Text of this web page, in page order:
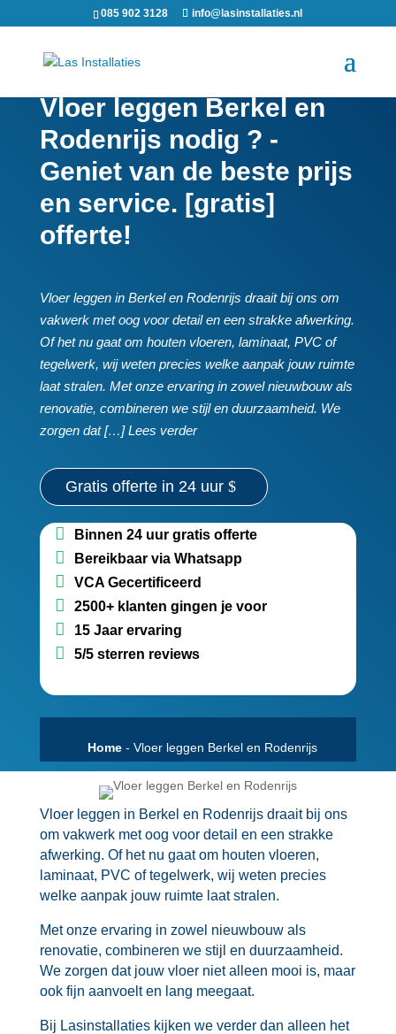
085 902 3128 info@lasinstallaties.nl
Vloer leggen Berkel en
Rodenrijs nodig ? -
Geniet van de beste prijs
en service. [gratis]
offerte!
Vloer leggen in Berkel en Rodenrijs draait bij ons om
vakwerk met oog voor detail en een strakke afwerking.​
Of het nu gaat om houten vloeren, laminaat, PVC of
tegelwerk, wij weten precies welke aanpak jouw ruimte
laat stralen.​ Met onze ervaring in zowel nieuwbouw als
renovatie, combineren we stijl en duurzaamheid.​ We
zorgen dat […] Lees verder
Gratis offerte in 24 uur
Binnen 24 uur gratis offerte
Bereikbaar via Whatsapp
VCA Gecertificeerd
2500+ klanten gingen je voor
15 Jaar ervaring
5/5 sterren reviews
Home- Vloer leggen Berkel en Rodenrijs
Vloer leggen in Berkel en Rodenrijs draait bij ons
om vakwerk met oog voor detail en een strakke
afwerking.​ Of het nu gaat om houten vloeren,
laminaat, PVC of tegelwerk, wij weten precies
welke aanpak jouw ruimte laat stralen.​
Met onze ervaring in zowel nieuwbouw als
renovatie, combineren we stijl en duurzaamheid.​
We zorgen dat jouw vloer niet alleen mooi is, maar
ook fijn aanvoelt en lang meegaat.​
Bij Lasinstallaties kijken we verder dan alleen het